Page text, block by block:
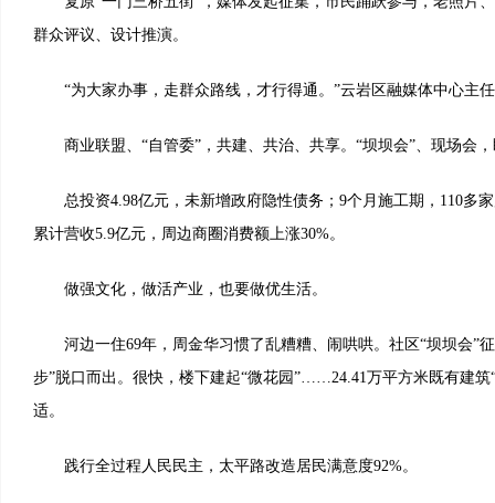
群众评议、设计推演。
“为大家办事，走群众路线，才行得通。”云岩区融媒体中心主
商业联盟、“自管委”，共建、共治、共享。“坝坝会”、现场会
总投资4.98亿元，未新增政府隐性债务；9个月施工期，110多
累计营收5.9亿元，周边商圈消费额上涨30%。
做强文化，做活产业，也要做优生活。
河边一住69年，周金华习惯了乱糟糟、闹哄哄。社区“坝坝会”
步”脱口而出。很快，楼下建起“微花园”……24.41万平方米既有建筑
适。
践行全过程人民民主，太平路改造居民满意度92%。